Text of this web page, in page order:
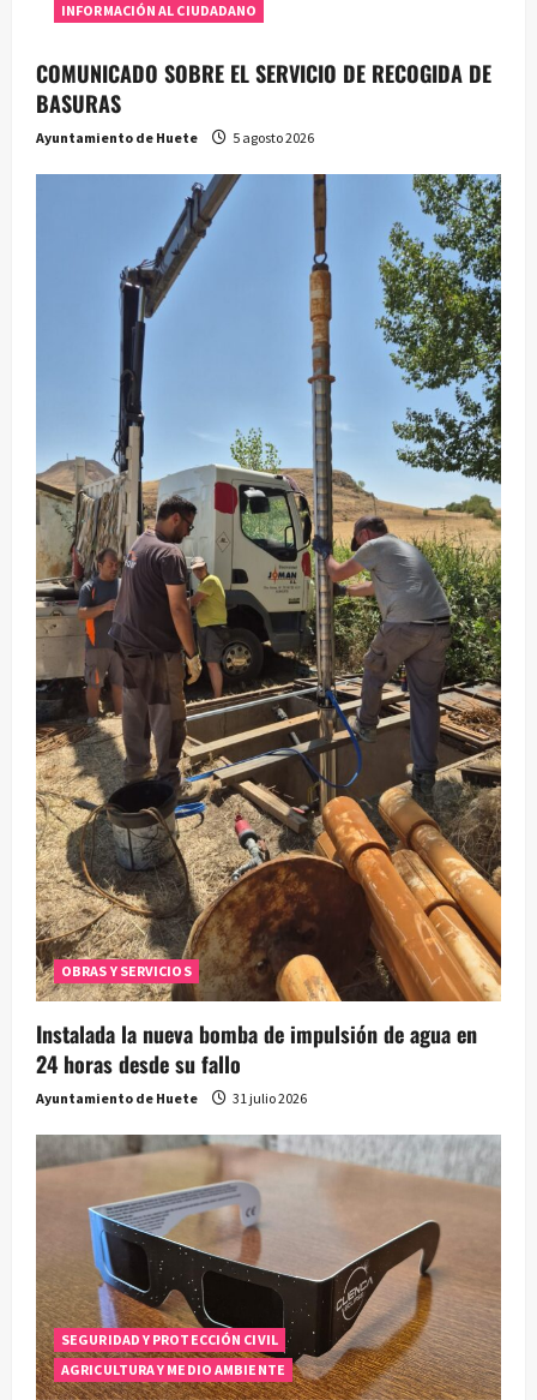
INFORMACIÓN AL CIUDADANO
COMUNICADO SOBRE EL SERVICIO DE RECOGIDA DE
BASURAS
Ayuntamiento de Huete 5 agosto 2026
OBRAS Y SERVICIOS
Instalada la nueva bomba de impulsión de agua en
24 horas desde su fallo
Ayuntamiento de Huete 31 julio 2026
SEGURIDAD Y PROTECCIÓN CIVIL
AGRICULTURA Y MEDIO AMBIENTE